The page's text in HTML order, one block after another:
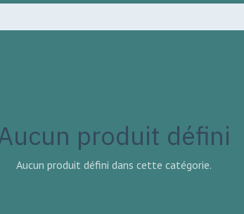
produit défini
Aucun produit défini dans cette catégorie.